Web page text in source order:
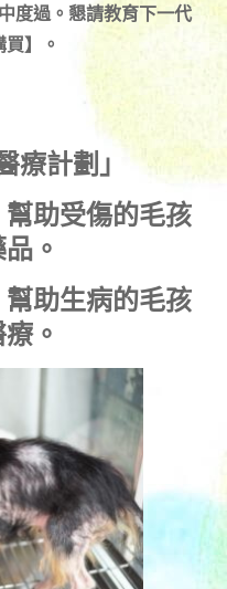
度過。懇請教育下一代
買】。
療計劃」
幫助受傷的毛孩
。
幫助生病的毛孩
。